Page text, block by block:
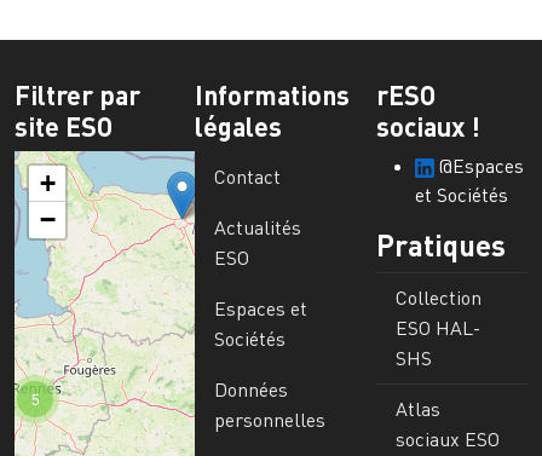
Filtrer par
site ESO
5
+
−
Informations
légales
Contact
Actualités
ESO
Espaces et
Sociétés
Données
personnelles
rESO
sociaux !
@Espaces
et Sociétés
Pratiques
Collection
ESO HAL-
SHS
Atlas
sociaux ESO